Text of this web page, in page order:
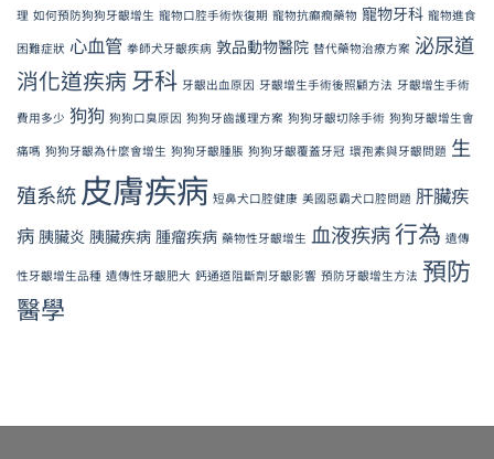
理 如何預防狗狗牙齦增生 寵物口腔手術恢復期 寵物抗癲癇藥物 寵物牙科 寵物進食
困難症狀 心血管 拳師犬牙齦疾病 敦品動物醫院 替代藥物治療方案 泌尿道
消化道疾病 牙科 牙齦出血原因 牙齦增生手術後照顧方法 牙齦增生手術
費用多少 狗狗 狗狗口臭原因 狗狗牙齒護理方案 狗狗牙齦切除手術 狗狗牙齦增生會
痛嗎 狗狗牙齦為什麼會增生 狗狗牙齦腫脹 狗狗牙齦覆蓋牙冠 環孢素與牙齦問題 生
殖系統 皮膚疾病 短鼻犬口腔健康 美國惡霸犬口腔問題 肝臟疾
病 胰臟炎 胰臟疾病 腫瘤疾病 藥物性牙齦增生 血液疾病行為 遺傳
性牙齦增生品種 遺傳性牙齦肥大 鈣通道阻斷劑牙齦影響 預防牙齦增生方法 預防
醫學